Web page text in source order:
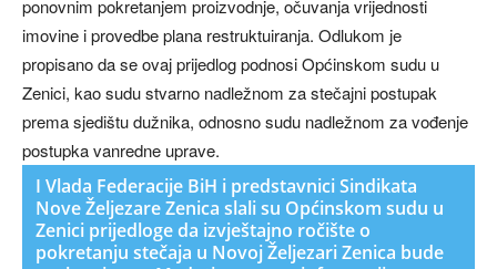
ponovnim pokretanjem proizvodnje, očuvanja vrijednosti
imovine i provedbe plana restruktuiranja. Odlukom je
propisano da se ovaj prijedlog podnosi Općinskom sudu u
Zenici, kao sudu stvarno nadležnom za stečajni postupak
prema sjedištu dužnika, odnosno sudu nadležnom za vođenje
postupka vanredne uprave.
I Vlada Federacije BiH i predstavnici Sindikata
Nove Željezare Zenica slali su Općinskom sudu u
Zenici prijedloge da izvještajno ročište o
pokretanju stečaja u Novoj Željezari Zenica bude